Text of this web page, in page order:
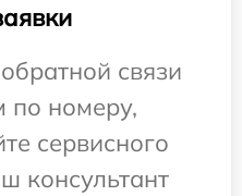
связи
по номеру,
сервисного
консультант